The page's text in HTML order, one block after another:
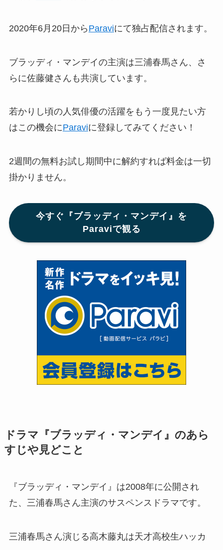
2020年6月20日から Paraviにて独占配信されます。
ブラッディ・マンデイの主演は三浦春馬さん、さ
らに佐藤健さんも共演しています。
若かりし頃の人気俳優の活躍をもう一度見たい方
はこの機会にParaviに登録してみてください！
2週間の無料お試し期間中に解約すれば料金は一切
掛かりません。
今すぐ『ブラッディ・マンデイ』を
Paraviで観る
ドラマ『ブラッディ・マンデイ』のあら
すじや見どこと
『ブラッディ・マンデイ』は2008年に公開され
た、三浦春馬さん主演のサスペンスドラマです。
三浦春馬さん演じる高木藤丸は天才高校生ハッカ